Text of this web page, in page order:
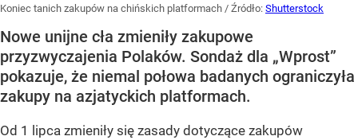
Koniec tanich zakupów na chińskich platformach / Źródło: Shutterstock
Nowe unijne cła zmieniły zakupowe
przyzwyczajenia Polaków. Sondaż dla „Wprost”
pokazuje, że niemal połowa badanych ograniczyła
zakupy na azjatyckich platformach.
Od 1 lipca zmieniły się zasady dotyczące zakupów